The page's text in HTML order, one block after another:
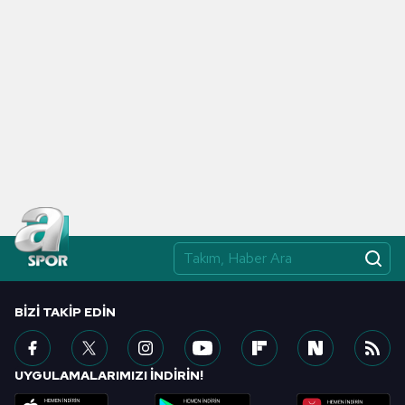
BIZI TAKIP EDIN
UYGULAMALARIMIZI İNDİRİN!